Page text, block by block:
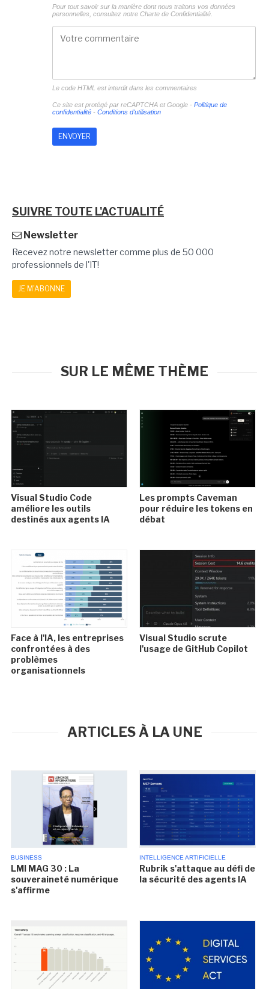
Pour tout savoir sur la manière dont nous traitons vos données
personnelles, consultez notre Charte de Confidentialité.
Le code HTML est interdit dans les commentaires
Ce site est protégé par reCAPTCHA et Google - Politique de
confidentialité- Conditions d'utilisation
SUIVRE TOUTE L'ACTUALITÉ
Newsletter
Recevez notre newsletter comme plus de 50 000
professionnels de l'IT!
JE M'ABONNE
SUR LE MÊME THÈME
Visual Studio Code
améliore les outils
destinés aux agents IA
Les prompts Caveman
pour réduire les tokens en
débat
Face à l'IA, les entreprises
confrontées à des
problèmes
organisationnels
Visual Studio scrute
l'usage de GitHub Copilot
ARTICLES À LA UNE
BUSINESS
LMI MAG 30 : La
souveraineté numérique
s'affirme
INTELLIGENCE ARTIFICIELLE
Rubrik s'attaque au défi de
la sécurité des agents IA